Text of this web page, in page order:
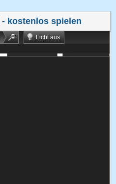
- kostenlos spielen
Licht aus